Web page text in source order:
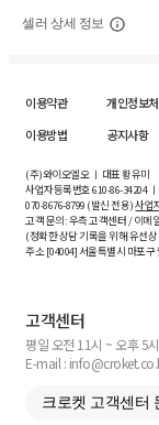
셀러 상세 정보
이용약관 개인정보
이용방법
공지사항
(주)와이오엘오 ㅣ 대표 황유미
사업자등록번호610-86-34204ㅣ
070-8676-8799 (발신 전용)사업
고객 문의: 우측 고객센터 / 이메
(정확한 상담 기록을 위해 유선
주소 [04004] 서울특별시 마포
고객센터
평일 오전 11시 ~ 오후 5
E-mail :
크로켓 고객센터